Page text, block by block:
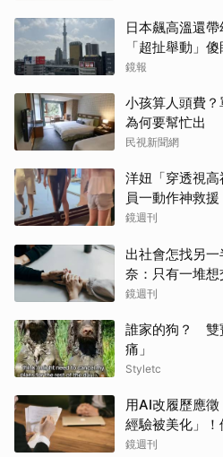
日本飆高溫還
「超扯舉動」
鏡報
小孩算人頭費？
為何要幫忙出
民視新聞網
洋妞「穿透視
員一動作神救援
鏡週刊
出社會怎找另
奈：只有一堆想
鏡週刊
誰家的狗？ 雙
痛」
Styletc
用AI改履歷應
經驗被美化」
鏡週刊